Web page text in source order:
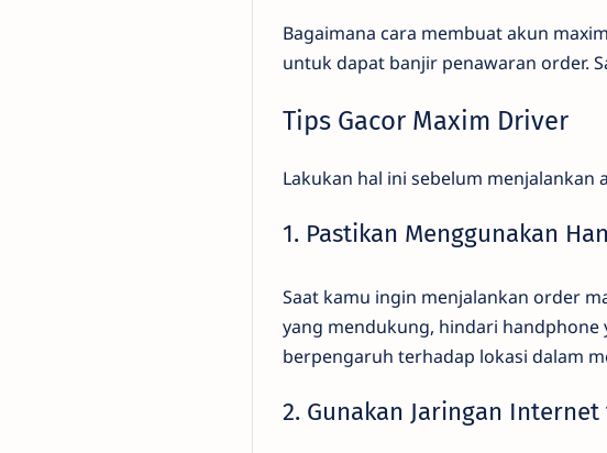
Bagaimana cara membuat akun
untuk dapat banjir penawaran order.
Tips Gacor Maxim Driver
Lakukan hal ini sebelum menjalankan
1. Pastikan Menggunakan
Saat kamu ingin menjalankan order
yang mendukung, hindari handphone
berpengaruh terhadap lokasi dalam
2. Gunakan Jaringan